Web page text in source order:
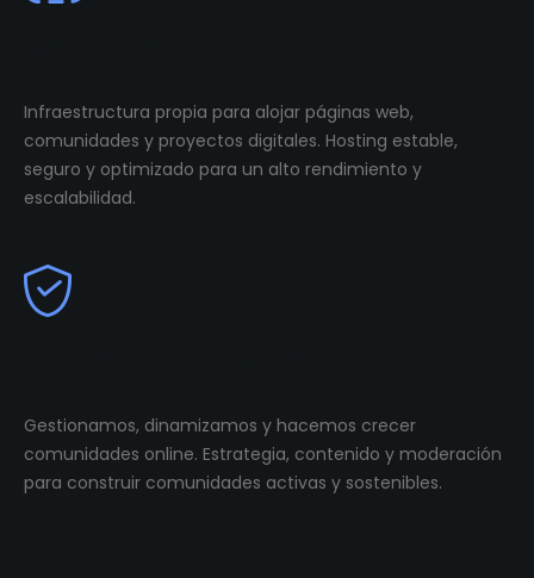
Infraestructura propia para alojar páginas web,
comunidades y proyectos digitales. Hosting estable,
seguro y optimizado para un alto rendimiento y
escalabilidad.
Gestionamos, dinamizamos y hacemos crecer
comunidades online. Estrategia, contenido y moderación
para construir comunidades activas y sostenibles.